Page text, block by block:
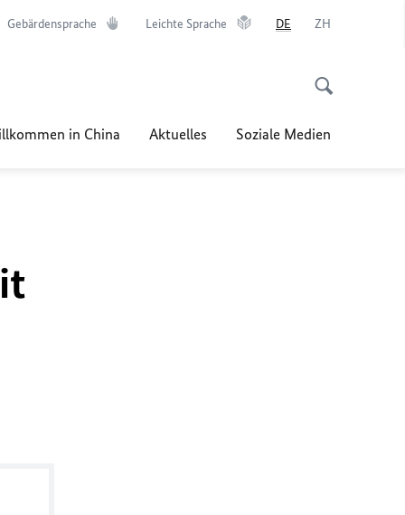
Gebärdensprache Leichte Sprache DE ZH
in China Aktuelles Soziale Medien